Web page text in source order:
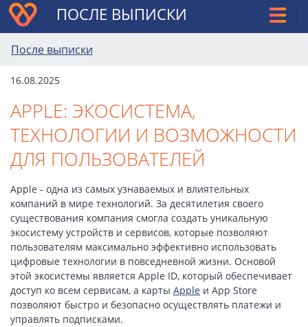
ПОСЛЕ ВЫПИСКИ
После выписки
16.08.2025
APPLE: ЭКОСИСТЕМА,
ТЕХНОЛОГИИ И ВОЗМОЖНОСТИ
ДЛЯ ПОЛЬЗОВАТЕЛЕЙ
Apple - одна из самых узнаваемых и влиятельных
компаний в мире технологий. За десятилетия своего
существования компания смогла создать уникальную
экосистему устройств и сервисов, которые позволяют
пользователям максимально эффективно использовать
цифровые технологии в повседневной жизни. Основой
этой экосистемы является Apple ID, который обеспечивает
доступ ко всем сервисам, а карты Apple и App Store
позволяют быстро и безопасно осуществлять платежи и
управлять подписками.